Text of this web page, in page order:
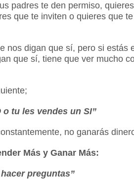
padres te den permiso,
que te inviten o quieres que
nos digan que sí, pero si estás
que sí, tiene que ver mucho
o tu les vendes un SI”
no ganarás
Más y Ganar Más:
preguntas”